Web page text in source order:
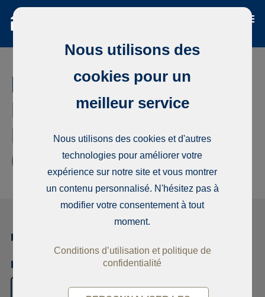
Demande de location /
Rua do Sol, Lote 5,
Edificio Rocha Tower,
6B
648772
Premier candidat
Prénom
Nous utilisons des
cookies pour un
meilleur service
Nous utilisons des cookies et d'autres
technologies pour améliorer votre
expérience sur notre site et vous montrer
un contenu personnalisé. N'hésitez pas à
modifier votre consentement à tout
moment.
Conditions d’utilisation et politique de
confidentialité